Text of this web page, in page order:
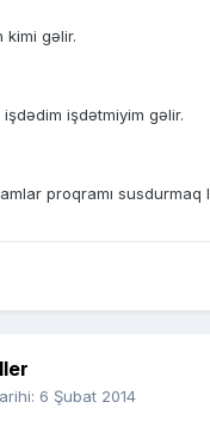
kimi gəlir.
işdətmiyim gəlir.
proqramı susdurmaq
6 Şubat 2014